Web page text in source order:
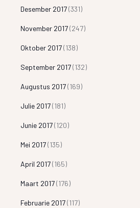
Desember 2017(331)
November 2017(247)
Oktober 2017(138)
September 2017(132)
Augustus 2017(169)
Julie 2017(181)
Junie 2017(120)
Mei 2017(135)
April 2017(165)
Maart 2017(176)
Februarie 2017(117)